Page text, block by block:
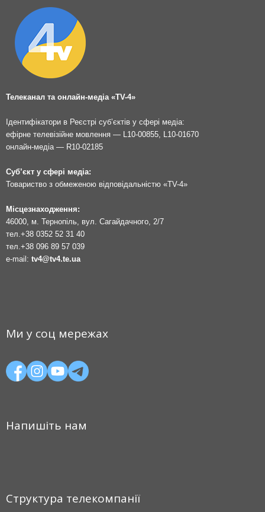
Телеканал та онлайн-медіа «TV-4»
Ідентифікатори в Реєстрі суб’єктів у сфері медіа:
ефірне телевізійне мовлення — L10-00855, L10-01670
онлайн-медіа — R10-02185
Суб’єкт у сфері медіа:
Товариство з обмеженою відповідальністю «TV-4»
Місцезнаходження:
46000, м. Тернопіль, вул. Сагайдачного, 2/7
тел. +38 0352 52 31 40
тел. +38 096 89 57 039
e-mail: tv4@tv4.te.ua
Ми у соц мережах
Напишіть нам
Структура телекомпанії